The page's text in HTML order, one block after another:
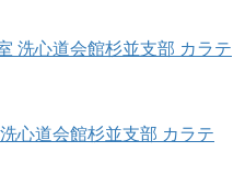
洗心道会館杉並支部 カラテ
心道会館杉並支部 カラテ